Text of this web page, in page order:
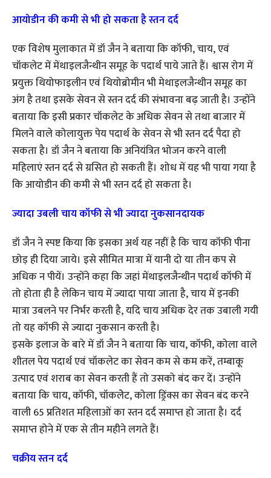
आयोडीन की कमी से भी हो सकता है स्तन दर्द
एक विशेष मुलाकात में डॉ जैन ने बताया कि कॉफी, चाय, एवं
चॉकलेट में मेंथाइलजैन्थीन समूह के पदार्थ पाये जाते हैं। श्वास रोग में
प्रयुक्त थियोफाइलीन एवं थियोब्रोमीन भी मेथाइलजैन्थीन समूह का
अंग है तथा इसके सेवन से स्तन दर्द की संभावना बढ़ जाती है। उन्होंने
बताया कि इसी प्रकार चॉकलेट के अधिक सेवन से तथा बाजार में
मिलने वाले कोलायुक्त पेय पदार्थ के सेवन से भी स्तन दर्द पैदा हो
सकता है। डॉ जैन ने बताया कि अनियंत्रित भोजन करने वाली
महिलाएं स्तन दर्द से ग्रसित हो सकती हैं। शोध में यह भी पाया गया है
कि आयोडीन की कमी से भी स्तन दर्द हो सकता है।
ज्यादा उबली चाय कॉफी से भी ज्यादा नुकसानदायक
डॉ जैन ने स्पष्ट किया कि इसका अर्थ यह नहीं है कि चाय कॉफी पीना
छोड़ ही दिया जाये। इसे सीमित मात्रा में यानी दो या तीन कप से
अधिक न पीयें। उन्होंने कहा कि जहां मेंथाइलजैन्थीन पदार्थ कॉफी में
तो होता ही है लेकिन चाय में ज्यादा पाया जाता है, चाय में इनकी
मात्रा उबलने पर निर्भर करती है, यदि चाय अधिक देर तक उबाली गयी
तो यह कॉफी से ज्यादा नुकसान करती है।
इसके इलाज के बारे में डॉ जैन ने बताया कि चाय, कॉफी, कोला वाले
शीतल पेय पदार्थ एवं चॉकलेट का सेवन कम से कम करें, तम्बाकू
उत्पाद एवं शराब का सेवन करती हैं तो उसको बंद कर दें। उन्होंने
बताया कि चाय, कॉफी, चॉकलेेट, कोला ड्रिंक्स का सेवन बंद करने
वाली 65 प्रतिशत महिलाओं का स्तन दर्द समाप्त हो जाता है। दर्द
समाप्त होने में एक से तीन महीने लगते हैं।
चक्रीय स्तन दर्द